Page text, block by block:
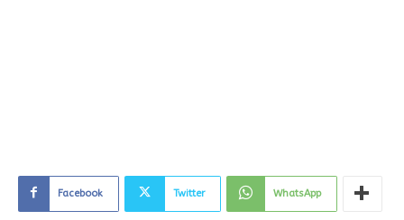
Facebook Twitter WhatsApp